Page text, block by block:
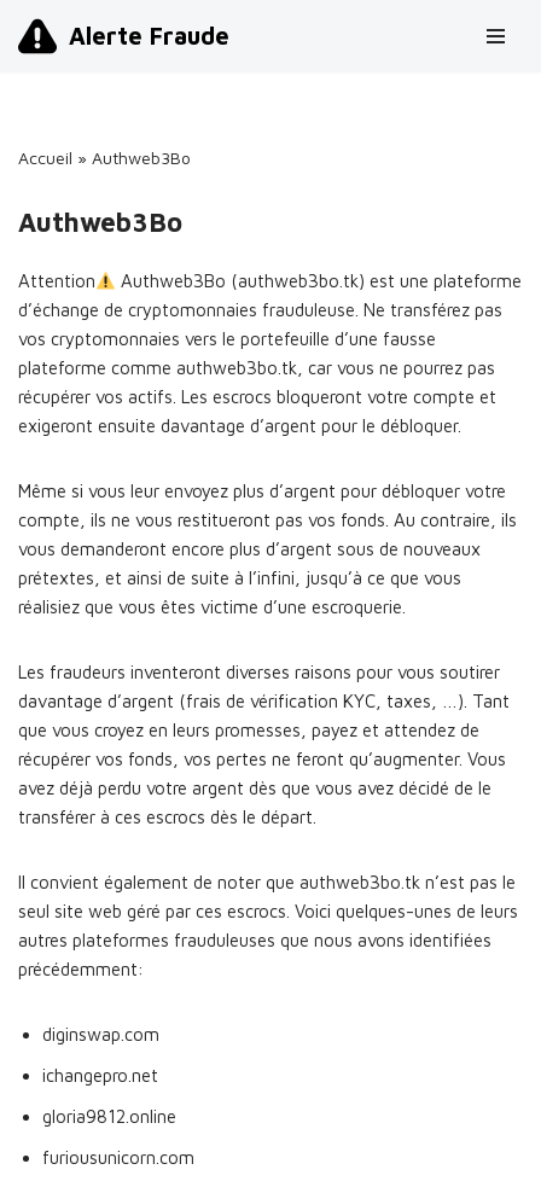
Alerte Fraude
Accueil » Authweb3Bo
Authweb3Bo
Attention
Authweb3Bo (authweb3bo.tk) est une plateforme
d’échange de cryptomonnaies frauduleuse. Ne transférez pas
vos cryptomonnaies vers le portefeuille d’une fausse
plateforme comme authweb3bo.tk, car vous ne pourrez pas
récupérer vos actifs. Les escrocs bloqueront votre compte et
exigeront ensuite davantage d’argent pour le débloquer.
Même si vous leur envoyez plus d’argent pour débloquer votre
compte, ils ne vous restitueront pas vos fonds. Au contraire, ils
vous demanderont encore plus d’argent sous de nouveaux
prétextes, et ainsi de suite à l’infini, jusqu’à ce que vous
réalisiez que vous êtes victime d’une escroquerie.
Les fraudeurs inventeront diverses raisons pour vous soutirer
davantage d’argent (frais de vérification KYC, taxes, …). Tant
que vous croyez en leurs promesses, payez et attendez de
récupérer vos fonds, vos pertes ne feront qu’augmenter. Vous
avez déjà perdu votre argent dès que vous avez décidé de le
transférer à ces escrocs dès le départ.
Il convient également de noter que authweb3bo.tk n’est pas le
seul site web géré par ces escrocs. Voici quelques-unes de leurs
autres plateformes frauduleuses que nous avons identifiées
précédemment:
diginswap.com
ichangepro.net
gloria9812.online
furiousunicorn.com